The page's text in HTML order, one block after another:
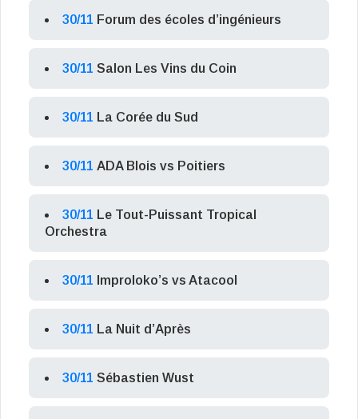
30/11 Forum des écoles d’ingénieurs
30/11 Salon Les Vins du Coin
30/11 La Corée du Sud
30/11 ADA Blois vs Poitiers
30/11 Le Tout-Puissant Tropical
Orchestra
30/11 Improloko’s vs Atacool
30/11 La Nuit d’Après
30/11 Sébastien Wust